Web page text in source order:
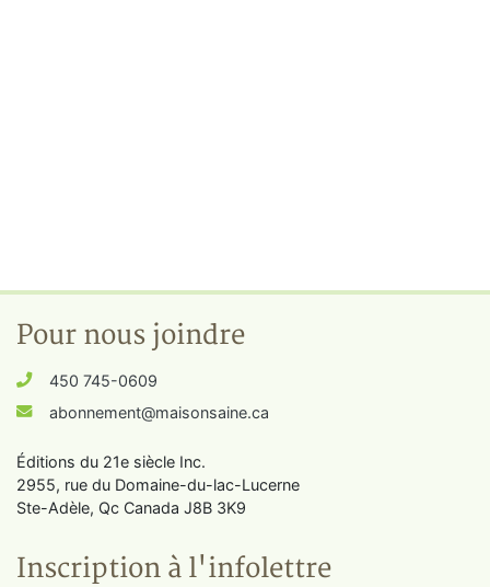
Pour nous joindre
450 745-0609
abonnement@maisonsaine.ca
Éditions du 21e siècle Inc.
2955, rue du Domaine-du-lac-Lucerne
Ste-Adèle, Qc Canada J8B 3K9
Inscription à l'infolettre